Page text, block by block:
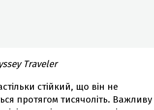
Traveler
стійкий, що він не
протягом тисячоліть. Важливу